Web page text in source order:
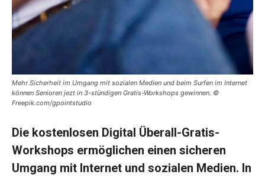
Mehr Sicherheit im Umgang mit sozialen Medien und beim Surfen im Internet
können Senioren jezt in 3-stündigen Gratis-Workshops gewinnen. ©
Freepik.com/gpointstudio
Die kostenlosen Digital Überall-Gratis-
Workshops ermöglichen einen sicheren
Umgang mit Internet und sozialen Medien. In